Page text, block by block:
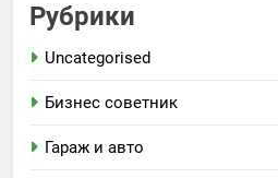
Рубрики
Uncategorised
Бизнес советник
Гараж и авто